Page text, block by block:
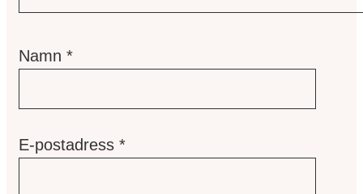
Namn *
E-postadress *